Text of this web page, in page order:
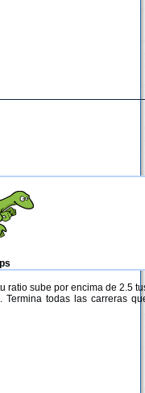
ratio sube por encima de 2.5
Termina todas las carreras